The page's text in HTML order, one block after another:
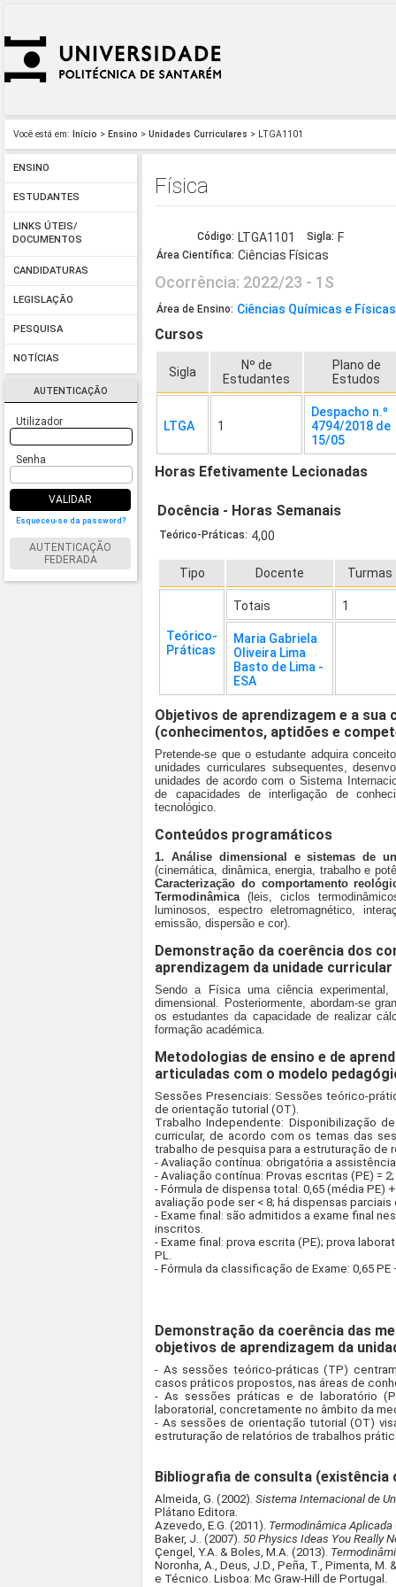
Você está em: Início > Ensino > Unidades Curriculares > LTGA1101
ENSINO
ESTUDANTES
LINKS ÚTEIS/
DOCUMENTOS
CANDIDATURAS
LEGISLAÇÃO
PESQUISA
NOTÍCIAS
AUTENTICAÇÃO
Utilizador
Senha
VALIDAR
Esqueceu-se da password?
AUTENTICAÇÃO
FEDERADA
Física
Código: LTGA1101 Sigla: F
Área Científica: Ciências Físicas
Ocorrência: 2022/23 - 1S
Área de Ensino: Ciências Químicas e
Cursos
Sigla
Nº de
Estudantes
Plano de
Estudos
LTGA 1
Despacho n.º
4794/2018 de
15/05
Horas Efetivamente Lecionadas
Docência - Horas Semanais
Teórico-Práticas: 4,00
Tipo Docente Turmas
Teórico-
Práticas
Totais 1
Maria Gabriela
Oliveira Lima
Basto de Lima -
ESA
Objetivos de aprendizagem e a
(conhecimentos, aptidões e
Pretende-se que o estudante adquira
unidades curriculares subsequentes,
unidades de acordo com o Sistema
de capacidades de interligação de
tecnológico.
Conteúdos programáticos
1. Análise dimensional e sistemas de
(cinemática, dinâmica, energia, trabalho e
Caracterização do comportamento
Termodinâmica(leis, ciclos
luminosos, espectro eletromagnético,
emissão, dispersão e cor).
Demonstração da coerência dos
aprendizagem da unidade curricular
Sendo a Física uma ciência
dimensional. Posteriormente, abordam-se
os estudantes da capacidade de realizar
formação académica.
Metodologias de ensino e de
articuladas com o modelo
Sessões Presenciais: Sessões teórico-
de orientação tutorial (OT).
Trabalho Independente: Disponibilização
curricular, de acordo com os temas das
trabalho de pesquisa para a estruturação de
- Avaliação contínua: obrigatória a
- Avaliação contínua: Provas escritas (PE) =
- Fórmula de dispensa total: 0,65 (média PE)
avaliação pode ser < 8; há dispensas
- Exame final: são admitidos a exame final
inscritos.
- Exame final: prova escrita (PE); prova
PL.
- Fórmula da classificação de Exame: 0,65 PE
Demonstração da coerência das
objetivos de aprendizagem da
- As sessões teórico-práticas (TP)
casos práticos propostos, nas áreas de
- As sessões práticas e de laboratório
laboratorial, concretamente no âmbito da
- As sessões de orientação tutorial (OT)
estruturação de relatórios de trabalhos
Bibliografia de consulta
Almeida, G. (2002).Sistema Internacional de
Plátano Editora.
Azevedo, E.G. (2011). Termodinâmica Aplicada
Baker, J.. (2007). 50 Physics Ideas You Really
Çengel, Y.A. & Boles, M.A. (2013).
Noronha, A., Deus, J.D., Peña, T., Pimenta, M.
e Técnico. Lisboa: Mc Graw-Hill de Portugal.